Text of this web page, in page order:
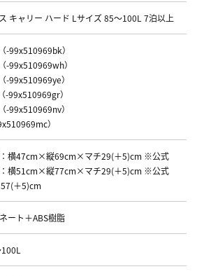
キャリー ハード Lサイズ 85～100L 7泊以上
-99x510969bk）
-99x510969wh）
-99x510969ye）
-99x510969gr）
-99x510969nv）
）
横47cm×縦69cm×マチ29(＋5)cm ※公式
横51cm×縦77cm×マチ29(＋5)cm ※公式
＋5)cm
ート＋ABS樹脂